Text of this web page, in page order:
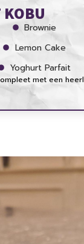
KOBU
Brownie
Lemon Cake
Yoghurt Parfait
met een